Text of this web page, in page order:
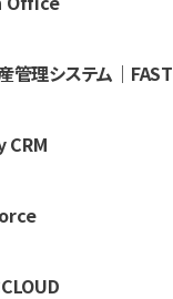
管理システム｜FAST
CRM